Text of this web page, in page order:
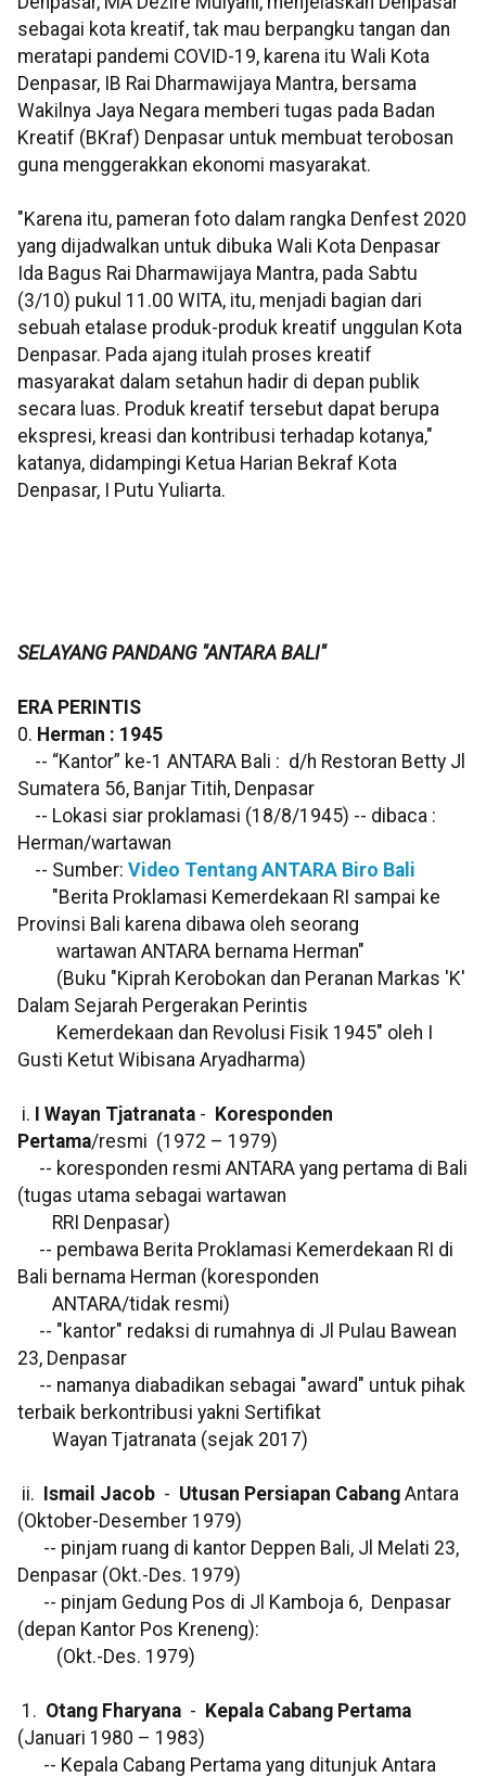
sebagai kota kreatif, tak mau berpangku tangan dan
meratapi pandemi COVID-19, karena itu Wali Kota
Denpasar, IB Rai Dharmawijaya Mantra, bersama
Wakilnya Jaya Negara memberi tugas pada Badan
Kreatif (BKraf) Denpasar untuk membuat terobosan
guna menggerakkan ekonomi masyarakat.
"Karena itu, pameran foto dalam rangka Denfest 2020
yang dijadwalkan untuk dibuka Wali Kota Denpasar
Ida Bagus Rai Dharmawijaya Mantra, pada Sabtu
(3/10) pukul 11.00 WITA, itu, menjadi bagian dari
sebuah etalase produk-produk kreatif unggulan Kota
Denpasar. Pada ajang itulah proses kreatif
masyarakat dalam setahun hadir di depan publik
secara luas. Produk kreatif tersebut dapat berupa
ekspresi, kreasi dan kontribusi terhadap kotanya,"
katanya, didampingi Ketua Harian Bekraf Kota
Denpasar, I Putu Yuliarta.
SELAYANG PANDANG "ANTARA BALI"
ERA PERINTIS
0. Herman : 1945
-- “Kantor” ke-1 ANTARA Bali : d/h Restoran Betty Jl
Sumatera 56, Banjar Titih, Denpasar
-- Lokasi siar proklamasi (18/8/1945) -- dibaca :
Herman/wartawan
-- Sumber: Video Tentang ANTARA Biro Bali
"Berita Proklamasi Kemerdekaan RI sampai ke
Provinsi Bali karena dibawa oleh seorang
wartawan ANTARA bernama Herman"
(Buku "Kiprah Kerobokan dan Peranan Markas 'K'
Dalam Sejarah Pergerakan Perintis
Kemerdekaan dan Revolusi Fisik 1945" oleh I
Gusti Ketut Wibisana Aryadharma)
i. I Wayan Tjatranata - Koresponden
Pertama/resmi (1972 – 1979)
-- koresponden resmi ANTARA yang pertama di Bali
(tugas utama sebagai wartawan
RRI Denpasar)
-- pembawa Berita Proklamasi Kemerdekaan RI di
Bali bernama Herman (koresponden
ANTARA/tidak resmi)
-- "kantor" redaksi di rumahnya di Jl Pulau Bawean
23, Denpasar
-- namanya diabadikan sebagai "award" untuk pihak
terbaik berkontribusi yakni Sertifikat
Wayan Tjatranata (sejak 2017)
ii. Ismail Jacob - Utusan Persiapan Cabang Antara
(Oktober-Desember 1979)
-- pinjam ruang di kantor Deppen Bali, Jl Melati 23,
Denpasar (Okt.-Des. 1979)
-- pinjam Gedung Pos di Jl Kamboja 6, Denpasar
(depan Kantor Pos Kreneng):
(Okt.-Des. 1979)
1. Otang Fharyana - Kepala Cabang Pertama
(Januari 1980 – 1983)
-- Kepala Cabang Pertama yang ditunjuk Antara